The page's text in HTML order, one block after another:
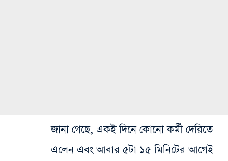
জানা গেছে, একই দিনে কোনো কর্মী দেরিতে
এলেন এবং আবার ৫টা ১৫ মিনিটের আগেই